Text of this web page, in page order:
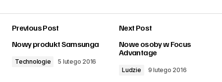
Previous Post
Nowy produkt Samsunga
Technologie 5 lutego 2016
Next Post
Nowe osoby w Focus
Advantage
Ludzie 9 lutego 2016